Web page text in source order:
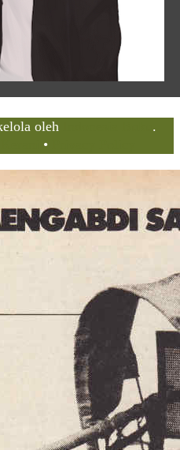
oleh
.
•